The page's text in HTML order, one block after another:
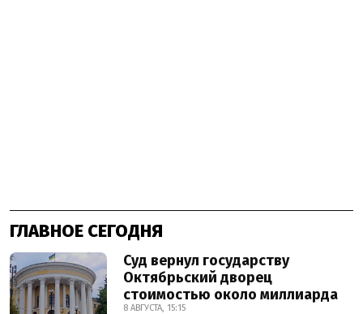
ГЛАВНОЕ СЕГОДНЯ
Суд вернул государству
Октябрьский дворец
стоимостью около миллиарда
8 АВГУСТА, 15:15